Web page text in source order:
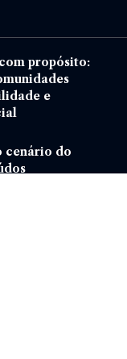
propósito:
e
cenário do